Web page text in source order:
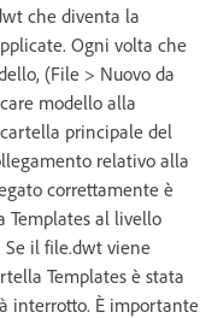
che diventa la
Ogni volta che
(File > Nuovo da
modello alla
principale del
relativo alla
correttamente è
Templates al livello
il file.dwt viene
Templates è stata
interrotto. È importante